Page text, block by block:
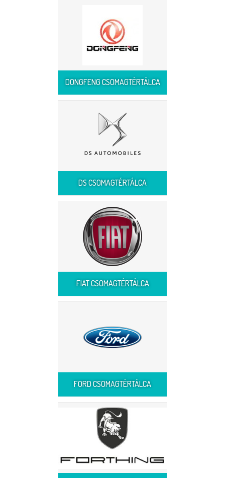
DONGFENG CSOMAGTÉRTÁLCA
DS CSOMAGTÉRTÁLCA
FIAT CSOMAGTÉRTÁLCA
FORD CSOMAGTÉRTÁLCA